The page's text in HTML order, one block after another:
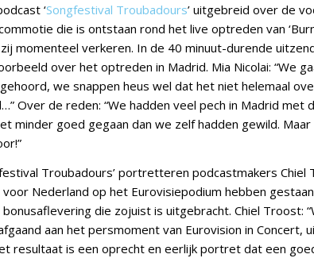
‘Songfestival Troubadours’ uitgebreid over de
die is ontstaan rond het live optreden van
momenteel verkeren. In de 40 minuut-durende
over het optreden in Madrid. Mia Nicolai: “We
we snappen heus wel dat het niet helemaal
Over de reden: “We hadden veel pech in Madrid met
minder goed gegaan dan we zelf hadden gewild.
Troubadours’ portretteren podcastmakers Chiel
Nederland op het Eurovisiepodium hebben
die zojuist is uitgebracht.​ Chiel Troost:
aan het persmoment van Eurovision in Concert,
resultaat is een oprecht en eerlijk portret dat een